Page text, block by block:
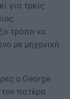
για τρεις
τρόπο να
με μηχανική
ο George
πατέρα